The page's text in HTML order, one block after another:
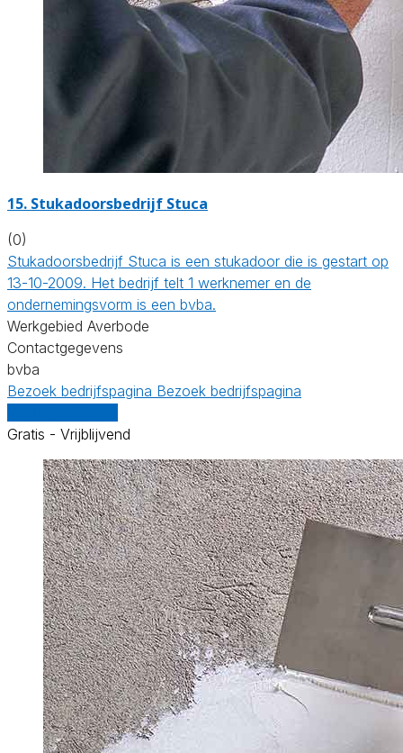
15. Stukadoorsbedrijf Stuca
(0)
Stukadoorsbedrijf Stuca is een stukadoor die is gestart op
13-10-2009. Het bedrijf telt 1 werknemer en de
ondernemingsvorm is een bvba.
Werkgebied Averbode
Contactgegevens
bvba
Bezoek bedrijfspagina Bezoek bedrijfspagina
Gratis - Vrijblijvend